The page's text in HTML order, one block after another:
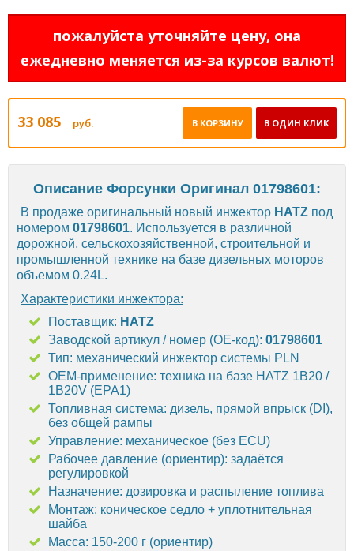
пожалуйста уточняйте цену, она
ежедневно меняется из-за курсов валют!
33 085 руб. В ОДИН КЛИК
В КОРЗИНУ
Описание Форсунки Оригинал 01798601:
В продаже оригинальный новый инжектор HATZ под
номером 01798601. Используется в различной
дорожной, сельскохозяйственной, строительной и
промышленной технике на базе дизельных моторов
объемом 0.24L.
Характеристики инжектора:
Поставщик: HATZ
Заводской артикул / номер (OE-код): 01798601
Тип: механический инжектор системы PLN
OEM-применение: техника на базе HATZ 1B20 /
1B20V (EPA1)
Топливная система: дизель, прямой впрыск (DI),
без общей рампы
Управление: механическое (без ECU)
Рабочее давление (ориентир): задаётся
регулировкой
Назначение: дозировка и распыление топлива
Монтаж: коническое седло + уплотнительная
шайба
Масса: 150-200 г (ориентир)